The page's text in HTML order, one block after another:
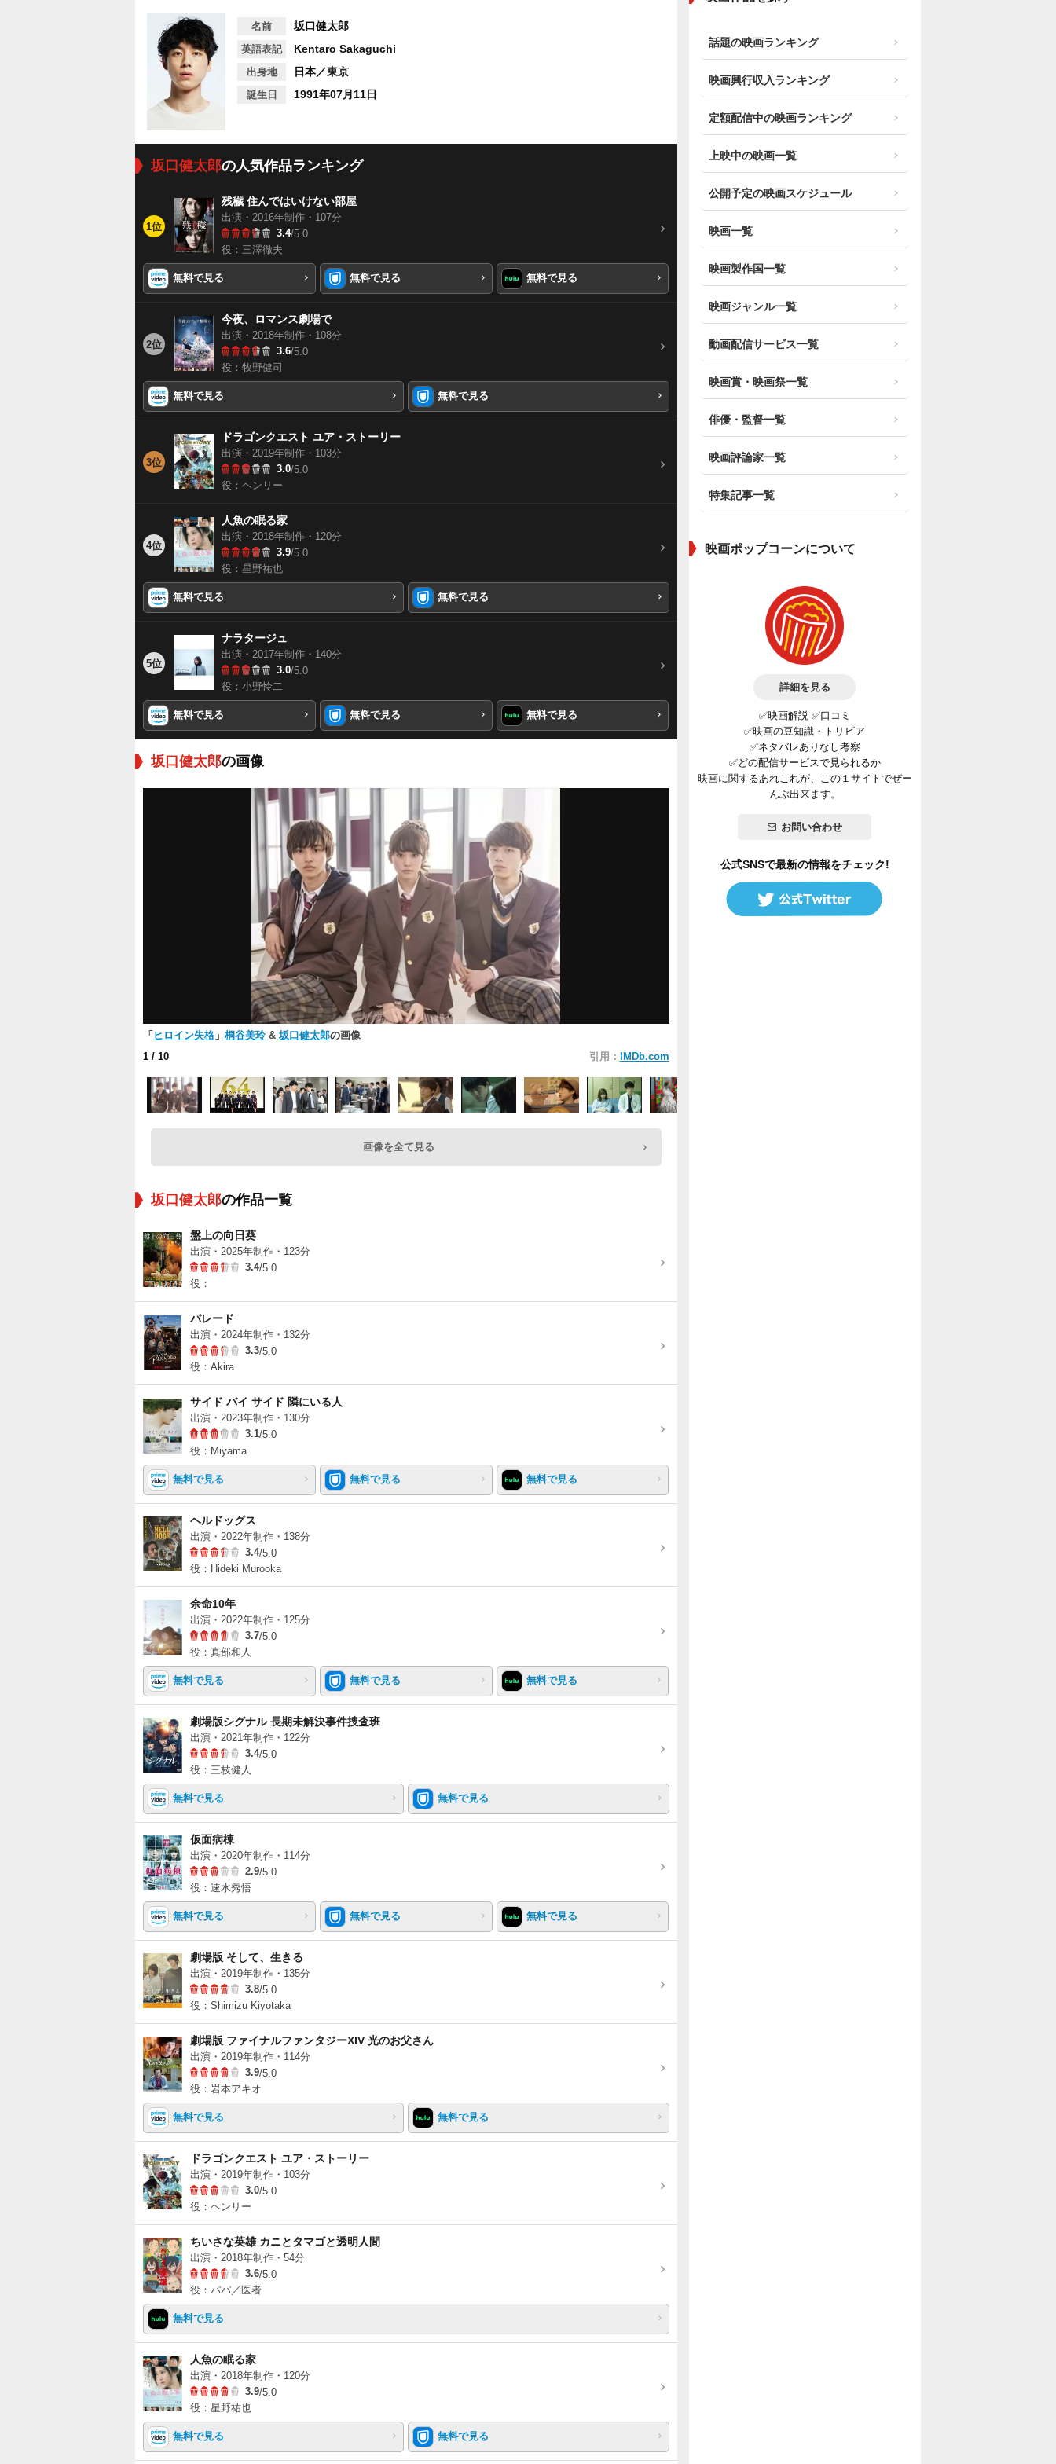
名前 坂口健太郎
英語表記 Kentaro Sakaguchi
出身地 日本／東京
誕生日 1991年07月11日
坂口健太郎の人気作品ランキング
1位
残穢 住んではいけない部屋
出演・2016年制作・107分
3.4/5.0
役：三澤徹夫
無料で見る 無料で見る 無料で見る
2位
今夜、ロマンス劇場で
出演・2018年制作・108分
3.6/5.0
役：牧野健司
無料で見る 無料で見る
3位
ドラゴンクエスト ユア・ストーリー
出演・2019年制作・103分
3.0/5.0
役：ヘンリー
4位
人魚の眠る家
出演・2018年制作・120分
3.9/5.0
役：星野祐也
無料で見る 無料で見る
5位
ナラタージュ
出演・2017年制作・140分
3.0/5.0
役：小野怜二
無料で見る 無料で見る 無料で見る
坂口健太郎の画像
「 ヒロイン失格 」 桐谷美玲 & 坂口健太郎の画像
1 / 10 引用： IMDb.com
画像を全て見る
坂口健太郎の作品一覧
盤上の向日葵
出演・2025年制作・123分
3.4/5.0
役：
パレード
出演・2024年制作・132分
3.3/5.0
役：Akira
サイド バイ サイド 隣にいる人
出演・2023年制作・130分
3.1/5.0
役：Miyama
無料で見る 無料で見る 無料で見る
ヘルドッグス
出演・2022年制作・138分
3.4/5.0
役：Hideki Murooka
余命10年
出演・2022年制作・125分
3.7/5.0
役：真部和人
無料で見る 無料で見る 無料で見る
劇場版シグナル 長期未解決事件捜査班
出演・2021年制作・122分
3.4/5.0
役：三枝健人
無料で見る 無料で見る
仮面病棟
出演・2020年制作・114分
2.9/5.0
役：速水秀悟
無料で見る 無料で見る 無料で見る
劇場版 そして、生きる
出演・2019年制作・135分
3.8/5.0
役：Shimizu Kiyotaka
劇場版 ファイナルファンタジーXIV 光のお父さん
出演・2019年制作・114分
3.9/5.0
役：岩本アキオ
無料で見る 無料で見る
ドラゴンクエスト ユア・ストーリー
出演・2019年制作・103分
3.0/5.0
役：ヘンリー
ちいさな英雄 カニとタマゴと透明人間
出演・2018年制作・54分
3.6/5.0
役：パパ／医者
無料で見る
人魚の眠る家
出演・2018年制作・120分
3.9/5.0
役：星野祐也
無料で見る 無料で見る
話題の映画ランキング
映画興行収入ランキング
定額配信中の映画ランキング
上映中の映画一覧
公開予定の映画スケジュール
映画一覧
映画製作国一覧
映画ジャンル一覧
動画配信サービス一覧
映画賞・映画祭一覧
俳優・監督一覧
映画評論家一覧
特集記事一覧
映画ポップコーンについて
詳細を見る
✅映画解説 ✅口コミ
✅映画の豆知識・トリビア
✅ネタバレありなし考察
✅どの配信サービスで見られるか
映画に関するあれこれが、この１サイトでぜー
んぶ出来ます。
お問い合わせ
公式SNSで最新の情報をチェック!